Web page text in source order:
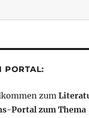
PORTAL:
zum
Portal zum Thema